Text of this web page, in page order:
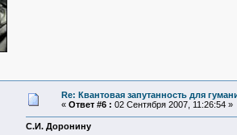
Re: Квантовая запутанность для
« Ответ #6 : 02 Сентября 2007, 11:26:54 »
С.И. Доронину